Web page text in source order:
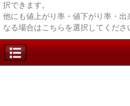
択できます。
他にも値上がり率・値下がり率・
なる場合はこちらを選択してくださ